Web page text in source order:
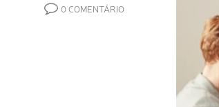
0 COMENTÁRIO